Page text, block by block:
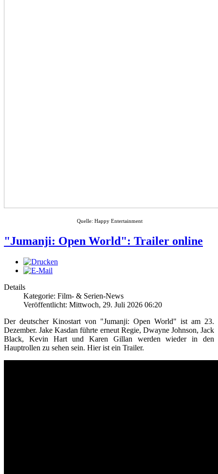
Quelle: Happy Entertainment
"Jumanji: Open World": Trailer online
Details
Kategorie: Film- & Serien-News
Veröffentlicht: Mittwoch, 29. Juli 2026 06:20
Der deutscher Kinostart von "Jumanji: Open World" ist am 23.
Dezember. Jake Kasdan führte erneut Regie, Dwayne Johnson, Jack
Black, Kevin Hart und Karen Gillan werden wieder in den
Hauptrollen zu sehen sein. Hier ist ein Trailer.